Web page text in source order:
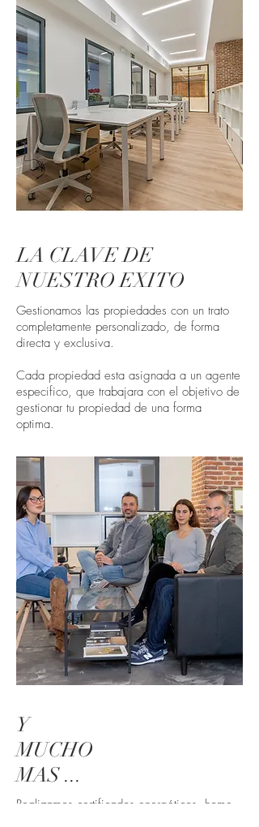
LA CLAVEDE
NUESTRO EXITO
Gestionamos las propiedades con un trato
completamente personalizado, de forma
directa y exclusiva.
Cada propiedad esta asignada a un agente
especifico, que trabajara con el objetivo de
gestionar tu propiedad de una forma
optima.
Y
MUCHO
MAS ...
Realizamos certificados energéticos, home